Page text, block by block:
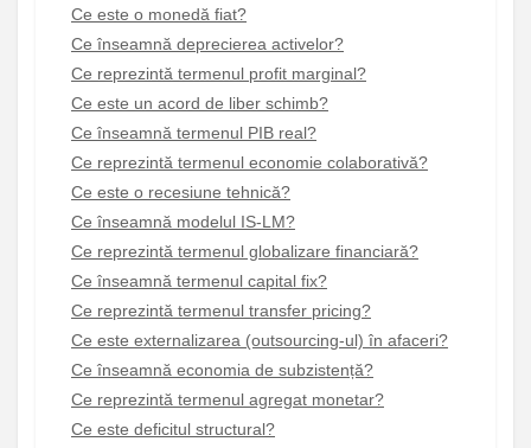
Ce este o monedă fiat?
Ce înseamnă deprecierea activelor?
Ce reprezintă termenul profit marginal?
Ce este un acord de liber schimb?
Ce înseamnă termenul PIB real?
Ce reprezintă termenul economie colaborativă?
Ce este o recesiune tehnică?
Ce înseamnă modelul IS-LM?
Ce reprezintă termenul globalizare financiară?
Ce înseamnă termenul capital fix?
Ce reprezintă termenul transfer pricing?
Ce este externalizarea (outsourcing-ul) în afaceri?
Ce înseamnă economia de subzistență?
Ce reprezintă termenul agregat monetar?
Ce este deficitul structural?